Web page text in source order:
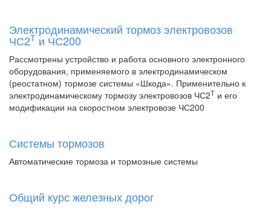
Электродинамический тормоз электровозов
ЧС2Т и ЧС200
Рассмотрены устройство и работа основного электронного
оборудования, применяемого в электродинамическом
(реостатном) тормозе системы «Шкода». Применительно к
электродинамическому тормозу электровозов ЧС2Т и его
модификации на скоростном электровозе ЧС200
Системы тормозов
Автоматические тормоза и тормозные системы
Общий курс железных дорог